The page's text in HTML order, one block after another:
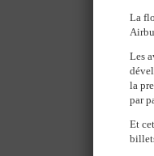
La
Les
la
par
Et